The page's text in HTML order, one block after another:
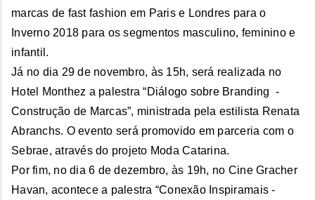
marcas de fast fashion em Paris e Londres para o
Inverno 2018 para os segmentos masculino, feminino e
infantil.
Já no dia 29 de novembro, às 15h, será realizada no
Hotel Monthez a palestra “Diálogo sobre Branding -
Construção de Marcas”, ministrada pela estilista Renata
Abranchs. O evento será promovido em parceria com o
Sebrae, através do projeto Moda Catarina.
Por fim, no dia 6 de dezembro, às 19h, no Cine Gracher
Havan, acontece a palestra “Conexão Inspiramais -